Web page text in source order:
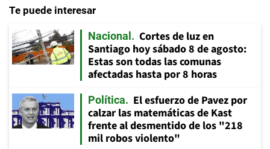
Te puede interesar
Nacional
Cortes de luz en
Santiago hoy sábado 8 de agosto:
Estas son todas las comunas
afectadas hasta por 8 horas
Política
El esfuerzo de Pavez por
calzar las matemáticas de Kast
frente al desmentido de los "218
mil robos violento"